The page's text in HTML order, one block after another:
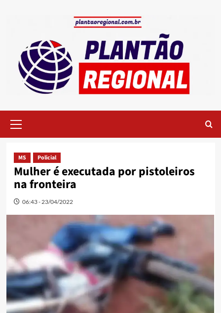
Menu
MS Policial
Mulher é executada por pistoleiros
na fronteira
06:43 - 23/04/2022